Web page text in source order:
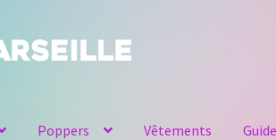
Poppers Vêtements